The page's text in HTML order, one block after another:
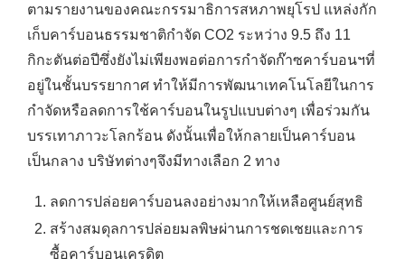
ตามรายงานของคณะกรรมาธิการสหภาพยุโรป แหล่งกัก
เก็บคาร์บอนธรรมชาติกำจัด CO2 ระหว่าง 9.5 ถึง 11
กิกะตันต่อปีซึ่งยังไม่เพียงพอต่อการกำจัดก๊าซคาร์บอนฯที่
อยู่ในชั้นบรรยากาศ ทำให้มีการพัฒนาเทคโนโลยีในการ
กำจัดหรือลดการใช้คาร์บอนในรูปแบบต่างๆ เพื่อร่วมกัน
บรรเทาภาวะโลกร้อน ดังนั้นเพื่อให้กลายเป็นคาร์บอน
เป็นกลาง บริษัทต่างๆจึงมีทางเลือก 2 ทาง
ลดการปล่อยคาร์บอนลงอย่างมากให้เหลือศูนย์สุทธิ
สร้างสมดุลการปล่อยมลพิษผ่านการชดเชยและการ
ซื้อคาร์บอนเครดิต